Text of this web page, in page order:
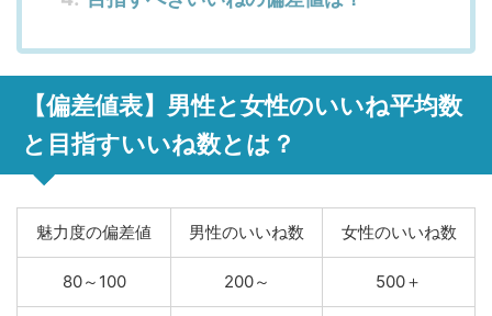
【偏差値表】男性と女性のいいね平均数
と目指すいいね数とは？
魅力度の偏差値 男性のいいね数 女性のいいね数
80～100 200～ 500＋